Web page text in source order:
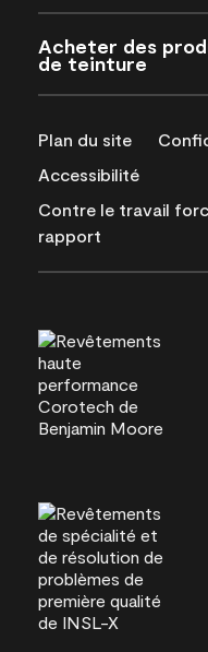
Acheter des
de teinture
Plan du site
Accessibilité
Contre le travail
rapport